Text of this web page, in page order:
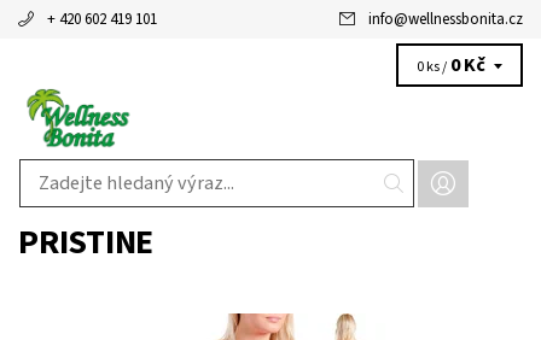
+ 420 602 419 101 info@wellnessbonita.cz
0 ks / 0 Kč
PRISTINE